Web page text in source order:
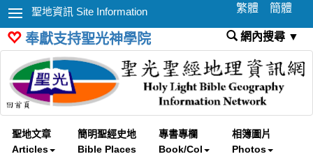
聖地資訊 Site Information 繁體 簡體
奉獻支持聖光神學院 網內搜尋 ▼
聖地文章
Articles
簡明聖經史地
Bible Places
專書專欄
Book/Col
相簿圖片
Photos